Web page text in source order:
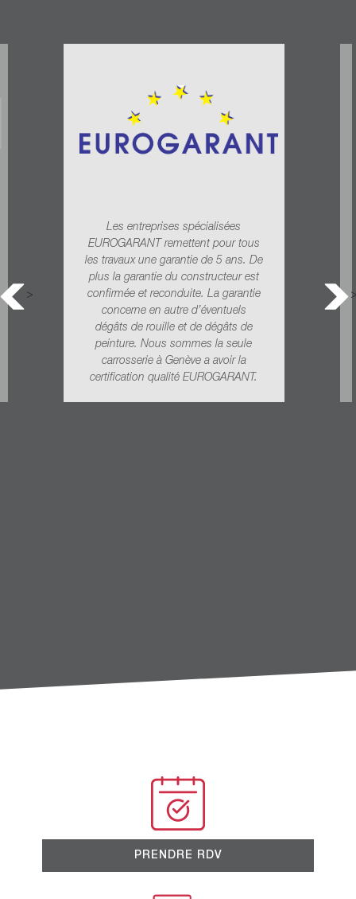
Les entreprises spécialisées
EUROGARANT remettent pour tous
les travaux une garantie de 5 ans. De
plus la garantie du constructeur est
confirmée et reconduite. La garantie
concerne en autre d’éventuels
dégâts de rouille et de dégâts de
peinture.Nous sommes la seule
carrosserie à Genève a avoir la
certification qualité EUROGARANT.
>
PRENDRE RDV